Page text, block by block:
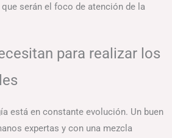
serán el foco de atención de la
para realizar los
está en constante evolución. Un buen
expertas y con una mezcla